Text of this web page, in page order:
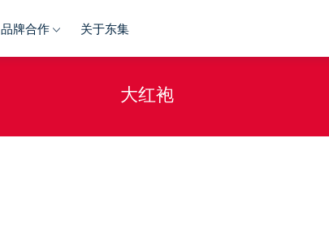
品牌合作 关于东集
大红袍